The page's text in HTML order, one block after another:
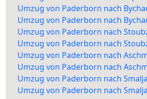
Umzug von Paderborn nach
Umzug von Paderborn nach
Umzug von Paderborn nach
Umzug von Paderborn nach
Umzug von Paderborn nach
Umzug von Paderborn nach
Umzug von Paderborn nach
Umzug von Paderborn nach